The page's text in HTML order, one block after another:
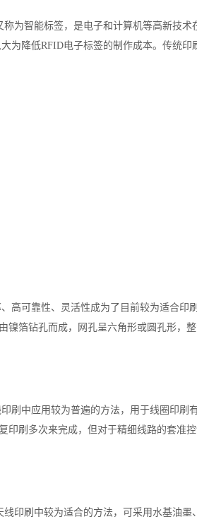
为智能标签，是电子和计算机等高新技术
为降低RFID电子标签的制作成本。传统
高可靠性、灵活性成为了目前较为适合印
镍箔钻孔而成，网孔呈六角形或圆孔形，
刷中应用较为普遍的方法，用于线圈印刷
印刷多次来完成，但对于精细线路的套准
印刷中较为适合的方法，可采用水基油